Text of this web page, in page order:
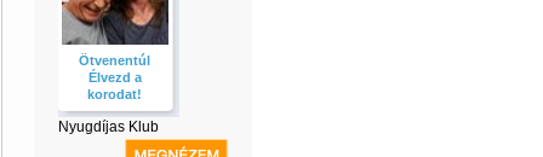
Ötvenentúl
Élvezd a
korodat!
Nyugdíjas Klub